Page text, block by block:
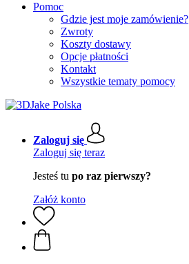
Pomoc
Gdzie jest moje zamówienie?
Zwroty
Koszty dostawy
Opcje płatności
Kontakt
Wszystkie tematy pomocy
Zaloguj się
Zaloguj się teraz
Jesteś tu po raz pierwszy?
Załóż konto